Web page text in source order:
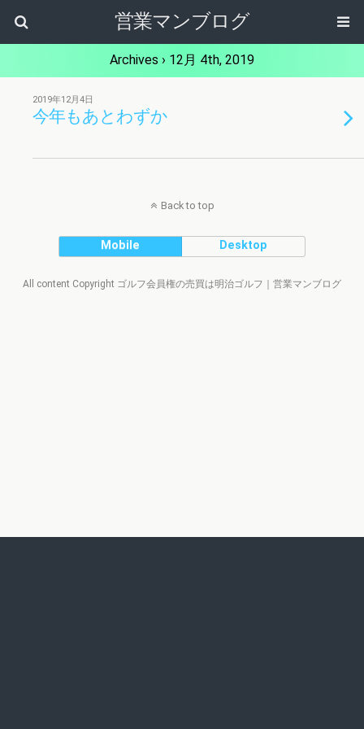
営業マンブログ
Archives › 12月 4th, 2019
2019年12月4日
今年もあとわずか
Back to top
Mobile Desktop
All content Copyright ゴルフ会員権の売買は明治ゴルフ｜営業マンブログ